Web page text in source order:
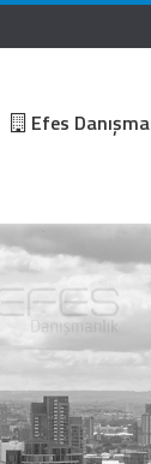
Efes